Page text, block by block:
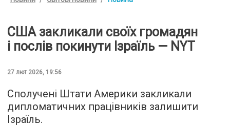
США закликали своїх громадян
і послів покинути Ізраїль — NYT
27 лют 2026, 19:56
Сполучені Штати Америки закликали
дипломатичних працівників залишити
Ізраїль.